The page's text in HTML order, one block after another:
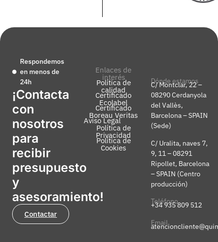
Respondemos
en menos de
24h
¡Contacta
con
nosotros
para
recibir
presupuesto
y
asesoramiento!
Contactar
Enlaces de
interés
Política de
calidad
Certificado
Ecolabel
Certificado
Boreau Veritas
Aviso Legal
Política de
Privacidad
Política de
Cookies
Dónde estamos
C/ Montclar, 22 –
08290 Cerdanyola
del Vallès,
Barcelona – SPAIN
(Sede)
C/ Uralita, naves 7,
9, 11 – 08291
Ripollet, Barcelona
– SPAIN (Centro
producción)
Teléfono
+34 935 809 512
Email